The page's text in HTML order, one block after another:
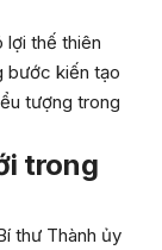
lợi thế thiên
bước kiến tạo
tượng trong
trong
thư Thành ủy